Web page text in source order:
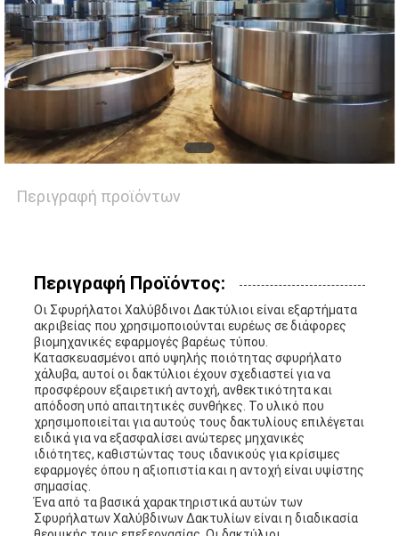
ΕΙΔΉΣΕΙΣ
ΖΗΤΉΣΤΕ
ΈΝΑ
ΑΠΌΣΠΑΣΜΑ
PRIVACY
POLICY
Περιγραφή προϊόντων
Περιγραφή Προϊόντος:
Οι Σφυρήλατοι Χαλύβδινοι Δακτύλιοι είναι εξαρτήματα
ακριβείας που χρησιμοποιούνται ευρέως σε διάφορες
βιομηχανικές εφαρμογές βαρέως τύπου.
Κατασκευασμένοι από υψηλής ποιότητας σφυρήλατο
χάλυβα, αυτοί οι δακτύλιοι έχουν σχεδιαστεί για να
προσφέρουν εξαιρετική αντοχή, ανθεκτικότητα και
απόδοση υπό απαιτητικές συνθήκες. Το υλικό που
χρησιμοποιείται για αυτούς τους δακτυλίους επιλέγεται
ειδικά για να εξασφαλίσει ανώτερες μηχανικές
ιδιότητες, καθιστώντας τους ιδανικούς για κρίσιμες
εφαρμογές όπου η αξιοπιστία και η αντοχή είναι υψίστης
σημασίας.
Ένα από τα βασικά χαρακτηριστικά αυτών των
Σφυρήλατων Χαλύβδινων Δακτυλίων είναι η διαδικασία